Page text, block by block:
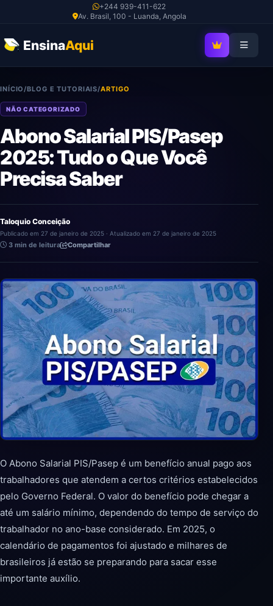
+244 939-411-622
Av. Brasil, 100 - Luanda, Angola
EnsinaAqui SEJA MEMBRO
o
conteúdo
INÍCIO/BLOG E TUTORIAIS/ARTIGO
NÃO CATEGORIZADO
Abono Salarial PIS/Pasep
2025: Tudo o Que Você
Precisa Saber
Taloquio Conceição
Publicado em 27 de janeiro de 2025 · Atualizado em 27 de janeiro de 2025
3 min de leitura Compartilhar
O Abono Salarial PIS/Pasep é um benefício anual pago aos
trabalhadores que atendem a certos critérios estabelecidos
pelo Governo Federal. O valor do benefício pode chegar a
até um salário mínimo, dependendo do tempo de serviço do
trabalhador no ano-base considerado. Em 2025, o
calendário de pagamentos foi ajustado e milhares de
brasileiros já estão se preparando para sacar esse
importante auxílio.